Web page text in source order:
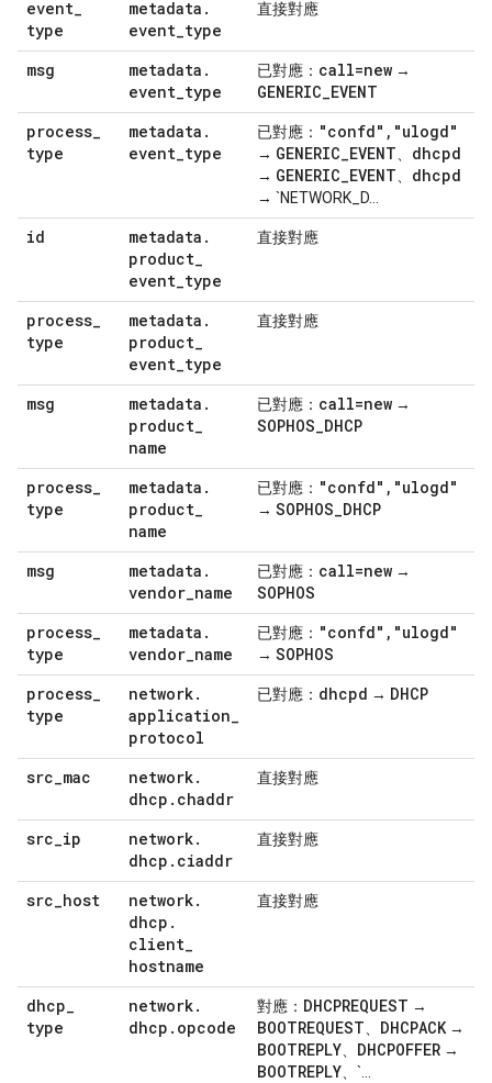
event_
type
metadata .
event_type
直接對應
msg metadata .
event_type
已對應： call=new →
GENERIC_EVENT
process_
type
metadata .
event_type
已對應： "confd" , "ulogd"
→ GENERIC_EVENT dhcpd
→ GENERIC_EVENT dhcpd
→ `NETWORK_D...
id metadata .
product_
event_type
直接對應
process_
type
metadata .
product_
event_type
直接對應
msg metadata .
product_
name
已對應： call=new →
SOPHOS_DHCP
process_
type
metadata .
product_
name
已對應： "confd" , "ulogd"
→ SOPHOS_DHCP
msg metadata .
vendor_name
已對應： call=new →
SOPHOS
process_
type
metadata .
vendor_name
已對應： "confd" , "ulogd"
→ SOPHOS
process_
type
network.
application_
protocol
已對應： dhcpd → DHCP
src_mac network.
dhcp . chaddr
直接對應
src_ip network.
dhcp . ciaddr
直接對應
src_host network.
dhcp .
client_
hostname
直接對應
dhcp_
type
network.
dhcp . opcode
對應： DHCPREQUEST →
BOOTREQUEST DHCPACK →
BOOTREPLY DHCPOFFER →
BOOTREPLY 、`...